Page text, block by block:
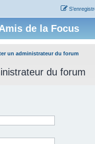
de la Focus
un administrateur du forum
du forum